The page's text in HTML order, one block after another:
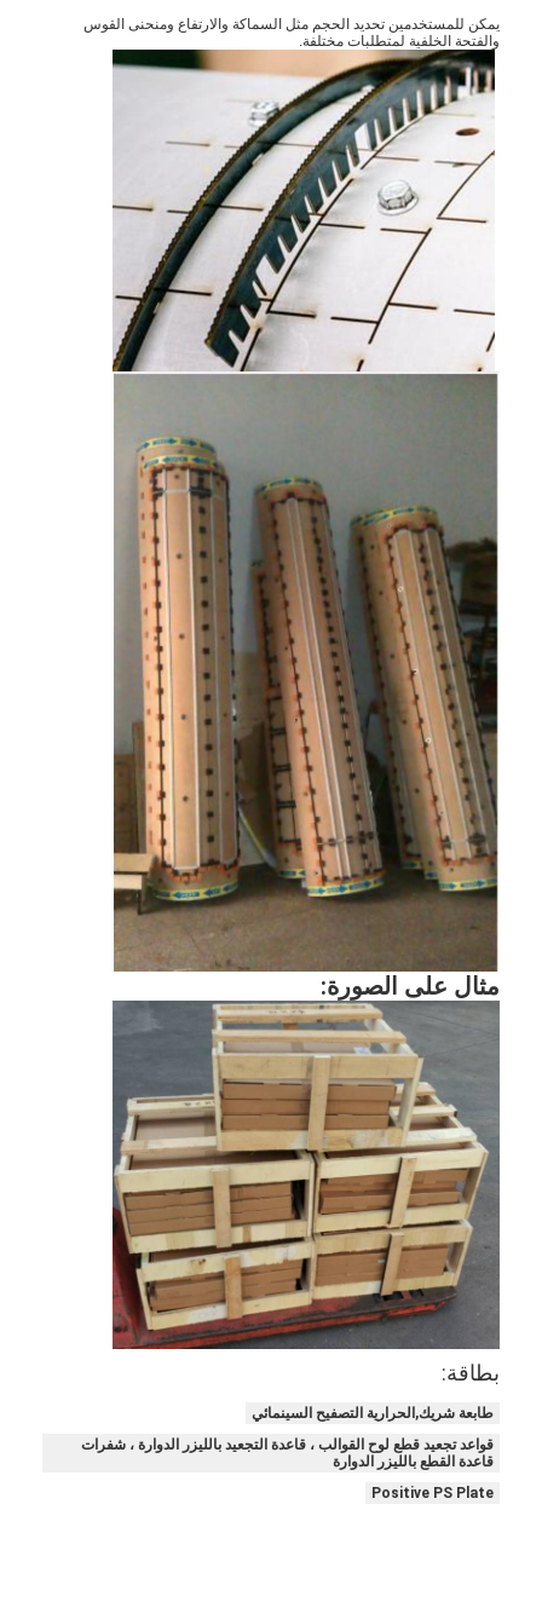
مسكن
منتجات
يمكن للمستخدمين تحديد الحجم مثل السماكة والارتفاع ومنحنى القوس
والفتحة الخلفية لمتطلبات مختلفة.
مثال على الصورة:
بطاقة:
طابعة شريك,الحرارية التصفيح السينمائي
قواعد تجعيد قطع لوح القوالب ، قاعدة التجعيد بالليزر الدوارة ، شفرات
قاعدة القطع بالليزر الدوارة
Positive PS Plate